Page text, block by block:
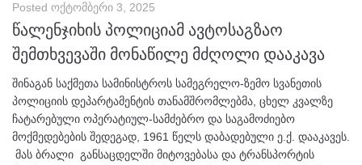
Posted ოქტომბერი 3, 2025
წალენჯიხის პოლიციამ ავტოსაგზაო
შემთხვევაში მონაწილე მძღოლი დააკავა
შინაგან საქმეთა სამინისტროს სამეგრელო-ზემო სვანეთის
პოლიციის დეპარტამენტის თანამშრომლებმა, ცხელ კვალზე
ჩატარებული ოპერატიულ-სამძებრო და საგამოძიებო
მოქმედებების შედეგად, 1961 წელს დაბადებული ე.ქ. დააკავეს.
მას ბრალი განსაცდელში მიტოვებასა და ტრანსპორტის